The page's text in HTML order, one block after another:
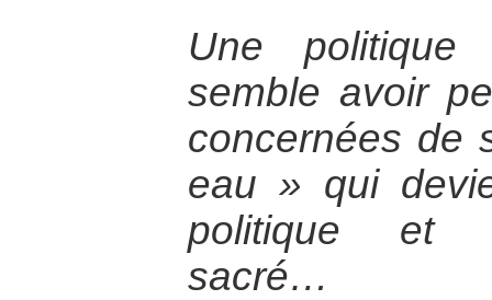
Une politique
semble avoir
concernées de
eau » qui
politique et
sacré…